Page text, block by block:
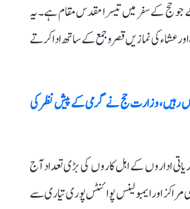
حج کے سفر میں تیسرا مقدس مقام ہے۔ یہ
کی نمازیں قصر و جمع کے ساتھ ادا کرتے
بجے تک اپنے خیموں میں رہیں، وزارت حج نے گرمی کے پیش نظر کی
اداروں کے اہل کاروں کی بڑی تعداد آج
اور ایمبولینس پوائنٹس پوری تیاری سے